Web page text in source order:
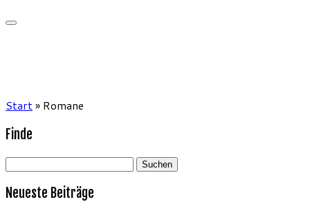
Start» Romane
Finde
Suchen
Neueste Beiträge